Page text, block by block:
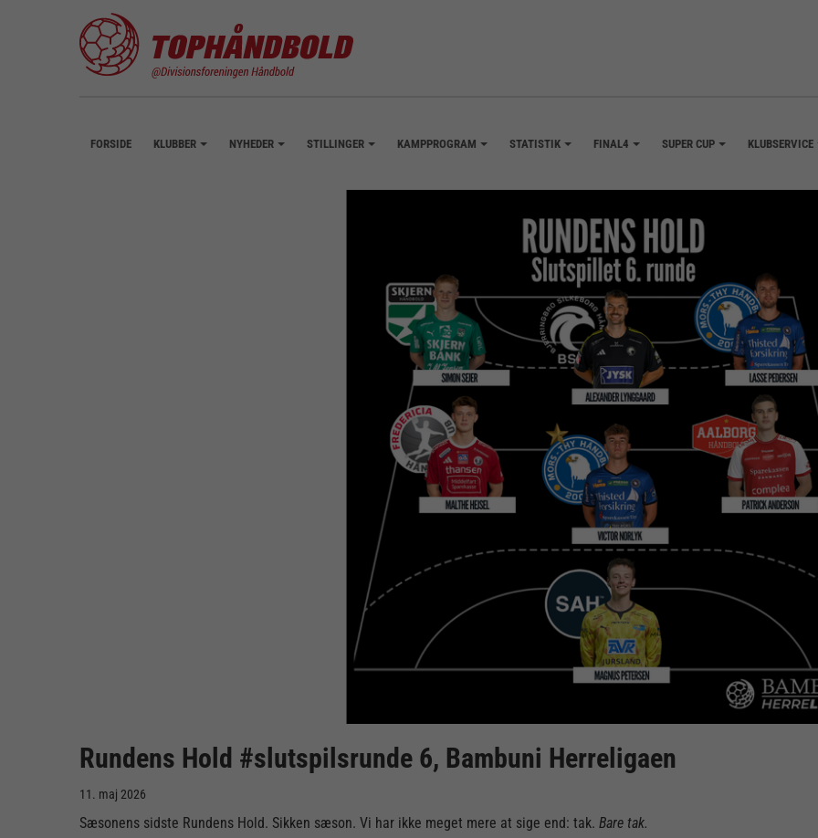
FORSIDE KLUBBER NYHEDER STILLINGER KAMPPROGRAM STATISTIK FINAL4 SUPER CUP KLUBSERVICE
Rundens Hold #slutspilsrunde 6, Bambuni Herreligaen
11. maj 2026
Sæsonens sidste Rundens Hold. Sikken sæson. Vi har ikke meget mere at sige end: tak. Bare tak.